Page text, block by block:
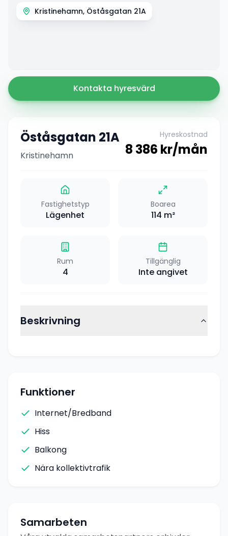
Kristinehamn, Öståsgatan 21A
Kontakta hyresvärd
Öståsgatan 21A
Kristinehamn
Hyreskostnad
8 386 kr/mån
Fastighetstyp
Lägenhet
Boarea
114 m²
Rum
4
Tillgänglig
Inte angivet
Beskrivning
Funktioner
Internet/Bredband
Hiss
Balkong
Nära kollektivtrafik
Samarbeten